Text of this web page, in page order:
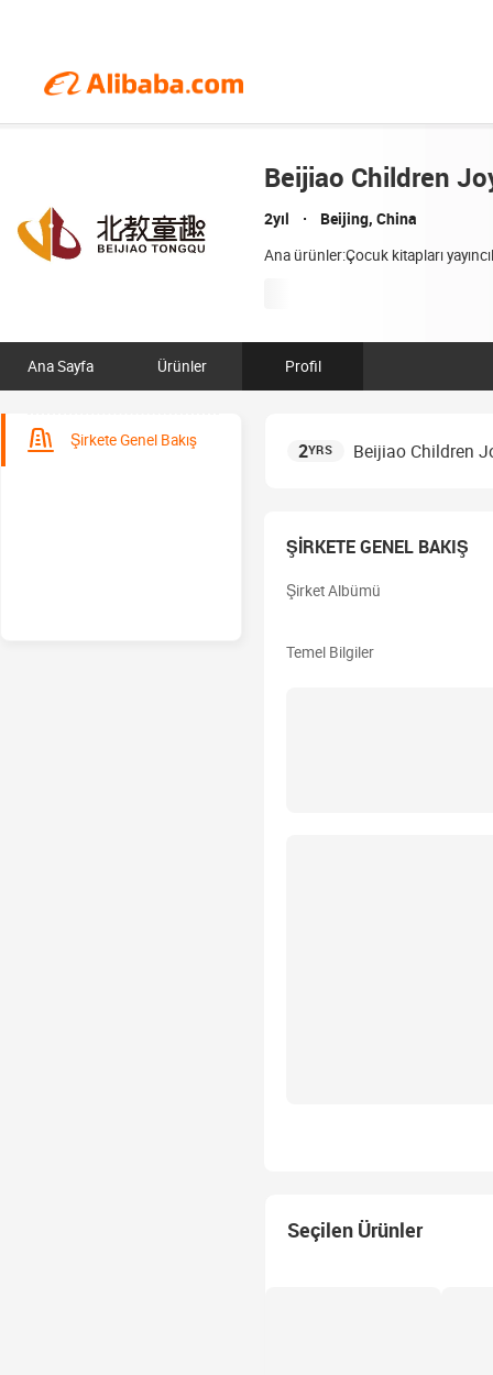
Beijiao Children
2yıl Beijing, China
Ana ürünler:Çocuk kitapları
Ana Sayfa Ürünler Profil
Şirkete Genel Bakış 2YRS Beijiao Children
ŞİRKETE GENEL BAKIŞ
Şirket Albümü
Temel Bilgiler
Seçilen Ürünler